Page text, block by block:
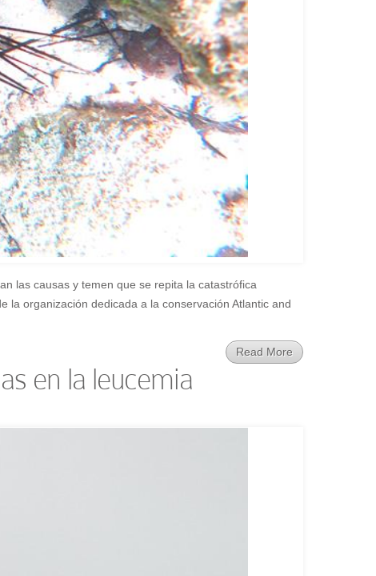
las causas y temen que se repita la catastrófica
la organización dedicada a la conservación Atlantic and
Read More
en la leucemia